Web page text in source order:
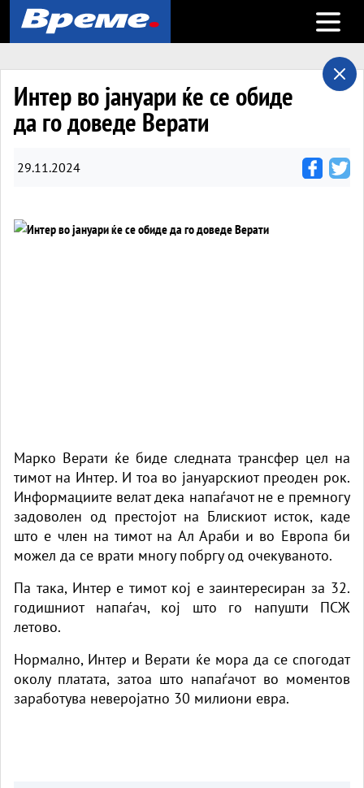
Open
Интер во јануари ќе се обиде
да го доведе Верати
29.11.2024
Марко Верати ќе биде следната трансфер цел на
тимот на Интер. И тоа во јануарскиот преоден рок.
Информациите велат дека напаѓачот не е премногу
задоволен од престојот на Блискиот исток, каде
што е член на тимот на Ал Араби и во Европа би
можел да се врати многу побргу од очекуваното.
Па така, Интер е тимот кој е заинтересиран за 32.
годишниот напаѓач, кој што го напушти ПСЖ
летово.
Нормално, Интер и Верати ќе мора да се спогодат
околу платата, затоа што напаѓачот во моментов
заработува неверојатно 30 милиони евра.